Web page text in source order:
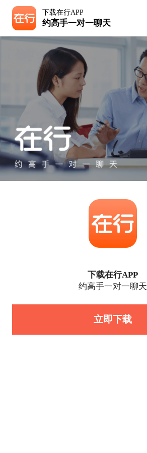
下载在行APP
约高手一对一聊天
下载在行APP
约高手一对一聊天
立即下载